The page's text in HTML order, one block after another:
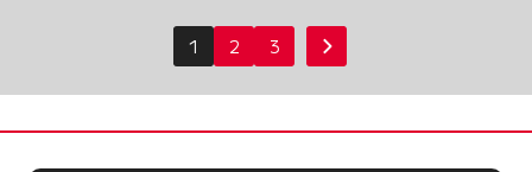
の
ペ
1 2 3 次へ